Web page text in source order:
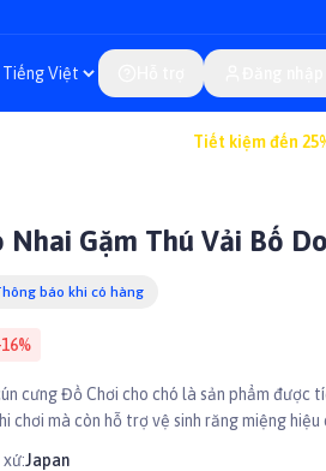
Tiết kiệm đến
Nhai Gặm Thú Vải Bố
báo khi có hàng
16%
cưng Đồ Chơi cho chó là sản phẩm được
chơi mà còn hỗ trợ vệ sinh răng miệng hiệu
Japan